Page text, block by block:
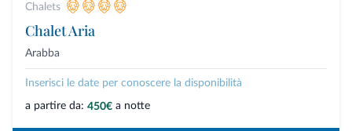
Chalets
Chalet Aria
Arabba
Inserisci le date per conoscere la disponibilità
a partire da: 450€ a notte